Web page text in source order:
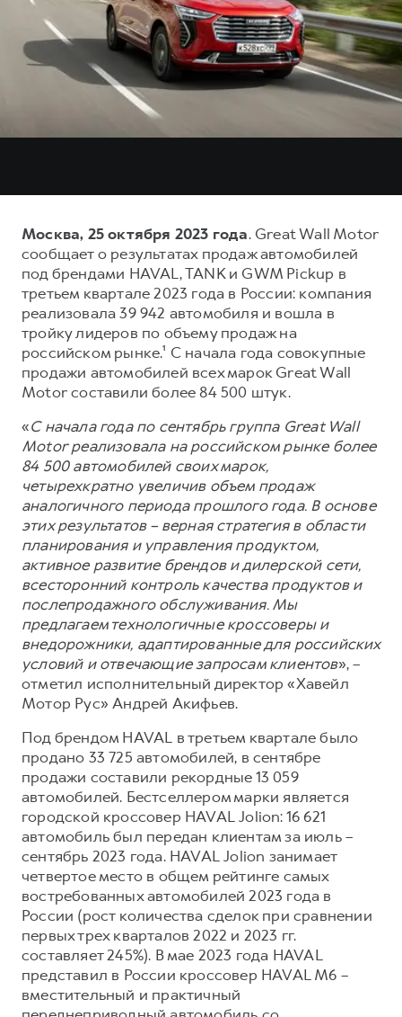
от 4 799 000 ₽
Тест-драйв
Трейд-ин
КРЕДИТ И СТРАХОВАНИЕ
КОРПОРАТИВНЫМ КЛИЕНТАМ
Для малого бизнеса
Корпоративным клиентам
Крупным корпоративным клиентам
Система управления автопарком
Сервис для корпоративных клиентов
HAVAL Лизинг
АКСЕССУАРЫ HAVAL
Автомобильные аксессуары
Коллекция PRO
Коллекция Базовая
Коллекция Детская
СЕРВИСНОЕ ОБСЛУЖИВАНИЕ
Нулевое ТО
Программа «Помощь на дороге»
Регламенты технического обслуживания
ПОДДЕРЖКА
GWM Безопасность
Гарантия HAVAL
Мобильное приложение GWM
Программа «HAVAL Защита+»
Руководства по эксплуатации
Подписки
АКСЕССУАРЫ HAVAL
Автомобильные аксессуары
Коллекция PRO
Коллекция Базовая
Коллекция Детская
О дилере
Наша команда
Контакты
Москва, 25 октября 2023 года. Great Wall Motor
сообщает о результатах продаж автомобилей
под брендами HAVAL, TANK и GWM Pickup в
третьем квартале 2023 года в России: компания
реализовала 39 942 автомобиля и вошла в
тройку лидеров по объему продаж на
российском рынке.¹ С начала года совокупные
продажи автомобилей всех марок Great Wall
Motor составили более 84 500 штук.
«С начала года по сентябрь группа Great Wall
Motor реализовала на российском рынке более
84 500 автомобилей своих марок,
четырехкратно увеличив объем продаж
аналогичного периода прошлого года. В основе
этих результатов – верная стратегия в области
планирования и управления продуктом,
активное развитие брендов и дилерской сети,
всесторонний контроль качества продуктов и
послепродажного обслуживания. Мы
предлагаем технологичные кроссоверы и
внедорожники, адаптированные для российских
условий и отвечающие запросам клиентов», –
отметил исполнительный директор «Хавейл
Мотор Рус» Андрей Акифьев.
Под брендом HAVAL в третьем квартале было
продано 33 725 автомобилей, в сентябре
продажи составили рекордные 13 059
автомобилей. Бестселлером марки является
городской кроссовер HAVAL Jolion: 16 621
автомобиль был передан клиентам за июль –
сентябрь 2023 года. HAVAL Jolion занимает
четвертое место в общем рейтинге самых
востребованных автомобилей 2023 года в
России (рост количества сделок при сравнении
первых трех кварталов 2022 и 2023 гг.
составляет 245%). В мае 2023 года HAVAL
представил в России кроссовер HAVAL M6 –
вместительный и практичный